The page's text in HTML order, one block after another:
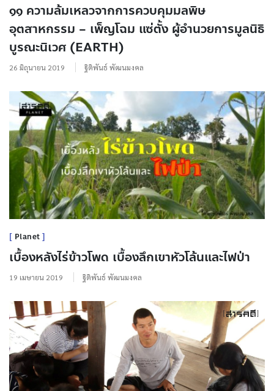
๑๑ ความล้มเหลวจากการควบคุมมลพิษ
อุตสาหกรรม – เพ็ญโฉม แซ่ตั้ง ผู้อำนวยการมูลนิธิ
บูรณะนิเวศ (EARTH)
26 มิถุนายน 2019 ฐิติพันธ์ พัฒนมงคล
Planet
เบื้องหลังไร่ข้าวโพด เบื้องลึกเขาหัวโล้นและไฟป่า
19 เมษายน 2019 ฐิติพันธ์ พัฒนมงคล